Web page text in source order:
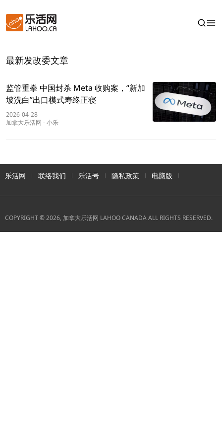
最新发改委文章
监管重拳 中国封杀 Meta 收购案，“新加
坡洗白”出口模式寿终正寝
2026-04-28
加拿大乐活网 -小乐
乐活网 联络我们 乐活号 隐私政策 电脑版
COPYRIGHT © 2026, 加拿大乐活网 LAHOO CANADA ALL RIGHTS RESERVED.